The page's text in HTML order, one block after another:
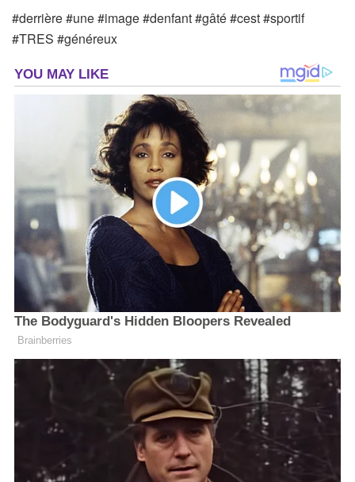
#derrière #une #image #denfant #gâté #cest #sportif
#TRES #généreux